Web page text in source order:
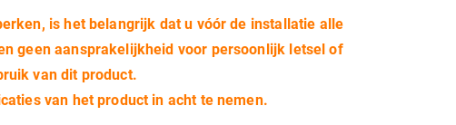
is het belangrijk dat u vóór de installatie alle
geen aansprakelijkheid voor persoonlijk letsel of
van dit product.
van het product in acht te nemen.